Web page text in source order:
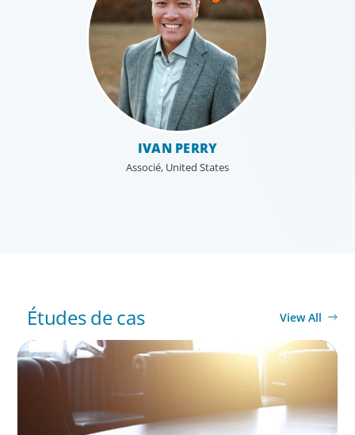
IVAN PERRY
Associé, United States
Études de cas View All
SUCCESSION PLANNING
Leadership Assessment to Support M&A
Integration Business Process Outsourcing